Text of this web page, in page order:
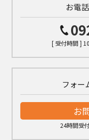
お電
[ 受付時間 ]
フォー
お
24時間受